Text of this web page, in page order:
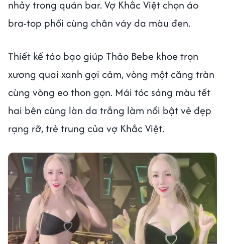
nhảy trong quán bar. Vợ Khắc Việt chọn áo
bra-top phối cùng chân váy da màu đen.
Thiết kế táo bạo giúp Thảo Bebe khoe trọn
xương quai xanh gợi cảm, vòng một căng tràn
cùng vòng eo thon gọn. Mái tóc sáng màu tết
hai bên cùng làn da trắng làm nổi bật vẻ đẹp
rạng rỡ, trẻ trung của vợ Khắc Việt.